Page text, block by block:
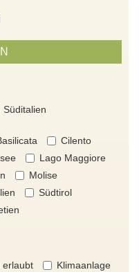
Süditalien
Cilento
Lago Maggiore
Molise
Südtirol
erlaubt Klimaanlage